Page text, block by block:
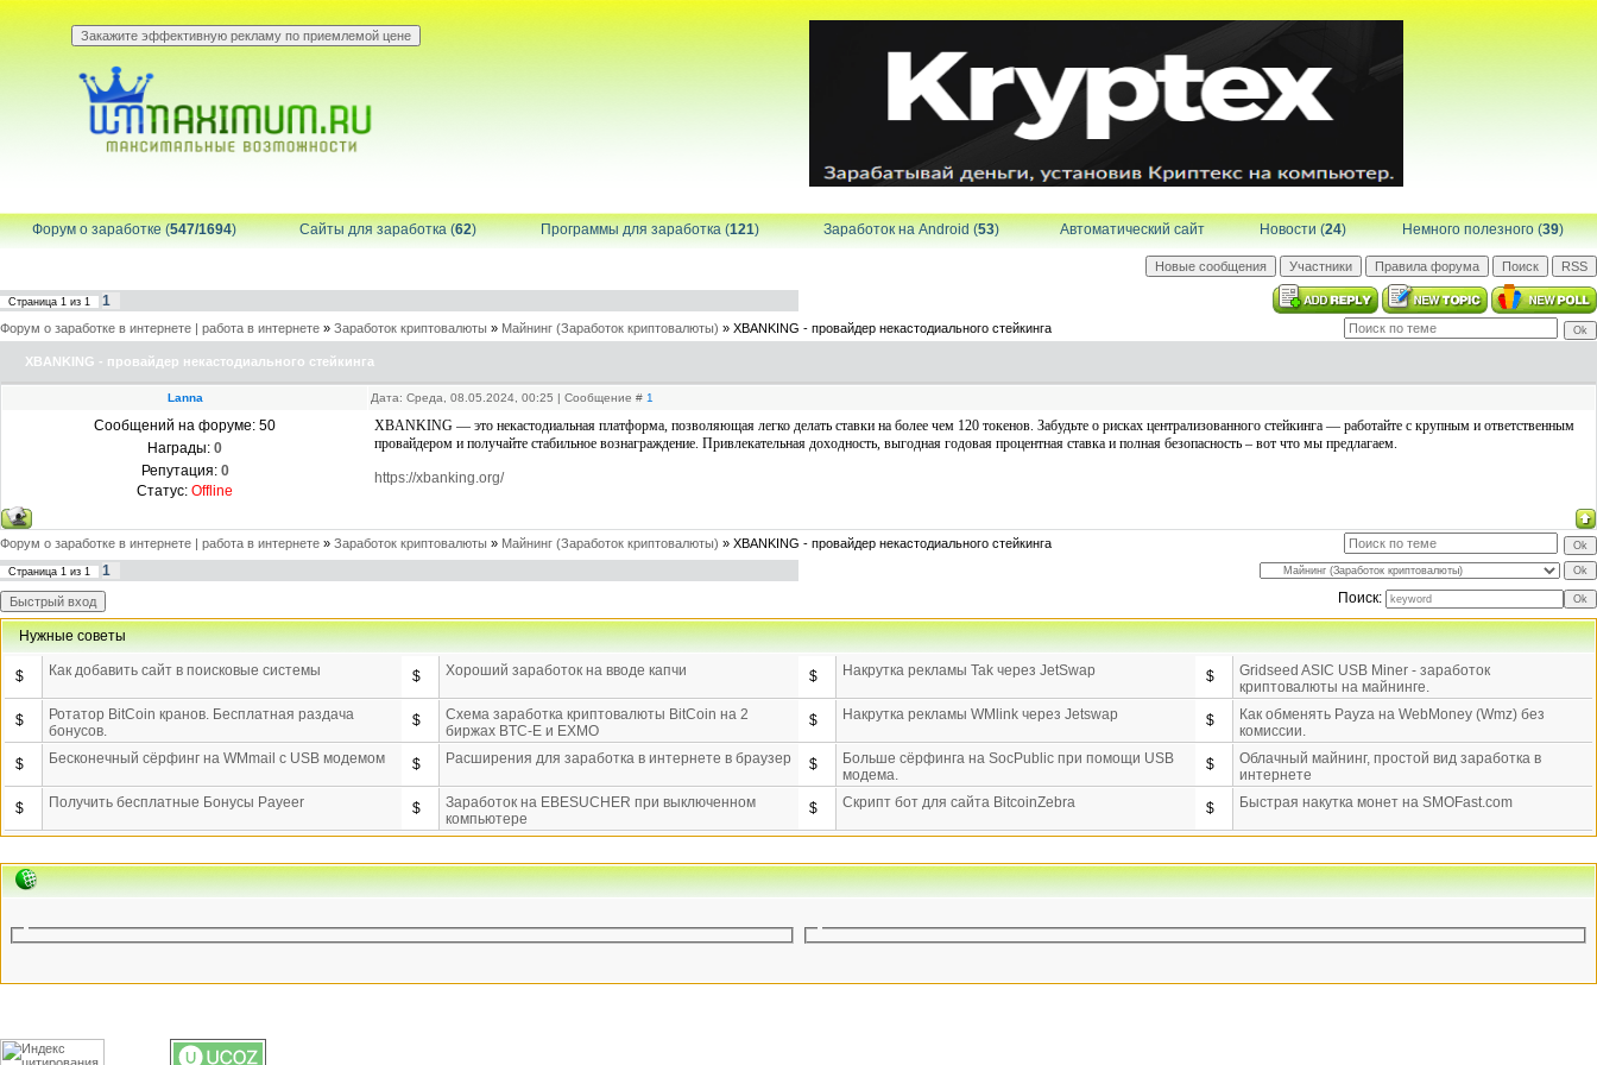
Форум о заработке (547/1694) Сайты для заработка (62) Программы для заработка (121) Заработок на Android (53) Автоматический сайт Новости (24) Немного полезного (39)
Страница 1 из 1 1
Форум о заработке в интернете | работа в интернете » Заработок криптовалюты » Майнинг (Заработок криптовалюты) » XBANKING - провайдер некастодиального стейкинга
XBANKING - провайдер некастодиального стейкинга
Lanna Дата: Среда, 08.05.2024, 00:25 | Сообщение # 1
Сообщений на форуме: 50
Награды: 0
Репутация: 0
Статус: Offline
XBANKING — это некастодиальная платформа, позволяющая легко делать ставки на более чем 120 токенов. Забудьте о рисках централизованного стейкинга — работайте с крупным и ответственным
провайдером и получайте стабильное вознаграждение. Привлекательная доходность, выгодная годовая процентная ставка и полная безопасность – вот что мы предлагаем.
https://xbanking.org/
Форум о заработке в интернете | работа в интернете » Заработок криптовалюты » Майнинг (Заработок криптовалюты) » XBANKING - провайдер некастодиального стейкинга
Страница 1 из 1
1
Поиск:
Нужные советы
$ Как добавить сайт в поисковые системы $ Хороший заработок на вводе капчи $ Накрутка рекламы Tak через JetSwap $
Gridseed ASIC USB Miner - заработок
криптовалюты на майнинге.
$
Ротатор BitCoin кранов. Бесплатная раздача
бонусов.
$
Схема заработка криптовалюты BitCoin на 2
биржах BTC-E и EXMO
$ Накрутка рекламы WMlink через Jetswap $
Как обменять Payza на WebMoney (Wmz) без
комиссии.
$
Бесконечный сёрфинг на WMmail c USB модемом $ Расширения для заработка в интернете в браузер $
Больше сёрфинга на SocPublic при помощи USB
модема.
$
Облачный майнинг, простой вид заработка в
интернете
$
Получить бесплатные Бонусы Payeer $
Заработок на EBESUCHER при выключенном
компьютере
$ Скрипт бот для сайта BitcoinZebra $ Быстрая накутка монет на SMOFast.com